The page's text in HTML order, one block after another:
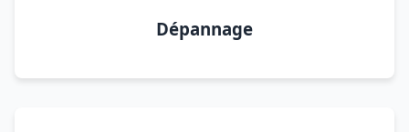
Dépannage